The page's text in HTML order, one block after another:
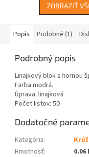
ZOBRAZIŤ
Popis Podobné (1)
Podrobný popis
Linajkový blok s hornou
Farba modrá.
Úprava: linajková
Počet listov: 50
Dodatočné
Kategória:
Hmotnosť:
0.06